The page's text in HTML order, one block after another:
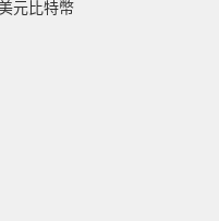
元比特幣